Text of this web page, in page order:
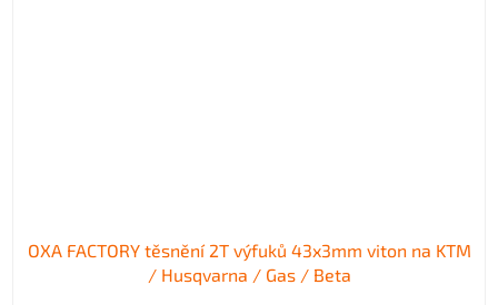
OXA FACTORY těsnění 2T výfuků 43x3mm viton na KTM
/ Husqvarna / Gas / Beta